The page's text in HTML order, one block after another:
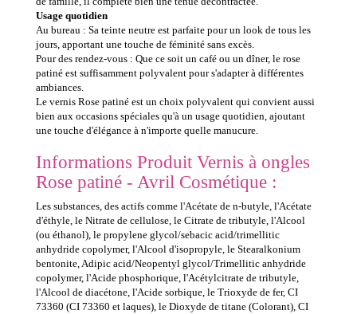
Usage quotidien
Au bureau : Sa teinte neutre est parfaite pour un look de tous les
jours, apportant une touche de féminité sans excès.
Pour des rendez-vous : Que ce soit un café ou un dîner, le rose
patiné est suffisamment polyvalent pour s'adapter à différentes
ambiances.
Le vernis Rose patiné est un choix polyvalent qui convient aussi
bien aux occasions spéciales qu'à un usage quotidien, ajoutant
une touche d'élégance à n'importe quelle manucure.
Informations Produit Vernis à ongles
Rose patiné - Avril Cosmétique :
Les substances, des actifs comme l'Acétate de n-butyle, l'Acétate
d'éthyle, le Nitrate de cellulose, le Citrate de tributyle, l'Alcool
(ou éthanol), le propylene glycol/sebacic acid/trimellitic
anhydride copolymer, l'Alcool d'isopropyle, le Stearalkonium
bentonite, Adipic acid/Neopentyl glycol/Trimellitic anhydride
copolymer, l'Acide phosphorique, l'Acétylcitrate de tributyle,
l'Alcool de diacétone, l'Acide sorbique, le Trioxyde de fer, CI
73360 (CI 73360 et laques), le Dioxyde de titane (Colorant), CI